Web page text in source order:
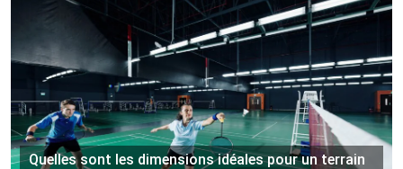
Quelles sont les dimensions idéales pour un terrain